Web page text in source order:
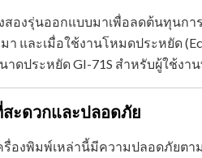
สองรุ่นออกแบบมาเพื่อลดต้นทุนก
และเมื่อใช้งานโหมดประหยัด
ดประหยัด GI-71S สำหรับผู้ใช้งา
ะดวกและปลอดภัย
รื่องพิมพ์เหล่านี้มีความปลอดภัยต